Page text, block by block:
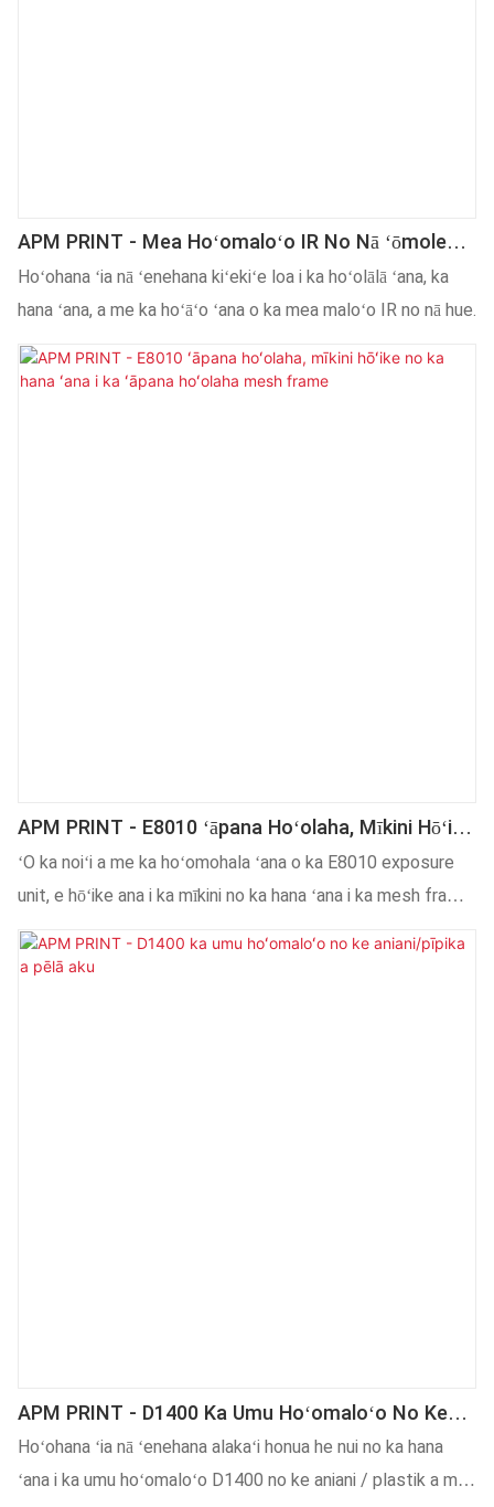
APM PRINT - Mea Hoʻomaloʻo IR No Nā ʻōmole
Mea Hoʻomaloʻo, UV Maloʻo
Hoʻohana ʻia nā ʻenehana kiʻekiʻe loa i ka hoʻolālā ʻana, ka
hana ʻana, a me ka hoʻāʻo ʻana o ka mea maloʻo IR no nā hue.
APM PRINT - E8010 ʻāpana Hoʻolaha, Mīkini Hōʻike
No Ka Hana ʻana I Ka ʻāpana Hoʻolaha Mesh
Frame
ʻO ka noiʻi a me ka hoʻomohala ʻana o ka E8010 exposure
unit, e hōʻike ana i ka mīkini no ka hana ʻana i ka mesh frame
e komo ikaika i ka ʻenehana hana kiʻekiʻe a me ka ʻenehana
hana o nā ʻoihana kūloko a me nā ʻoihana ʻē aʻe.
APM PRINT - D1400 Ka Umu Hoʻomaloʻo No Ke
Aniani/pīpika A Pēlā Aku
Hoʻohana ʻia nā ʻenehana alakaʻi honua he nui no ka hana
ʻana i ka umu hoʻomaloʻo D1400 no ke aniani / plastik a me